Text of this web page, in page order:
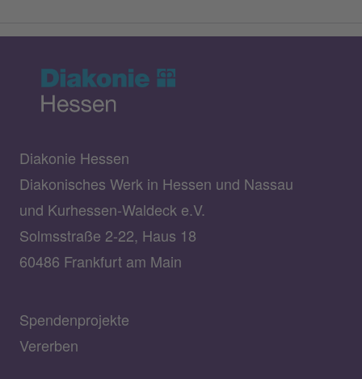
Diakonie Hessen
Diakonisches Werk in Hessen und Nassau
und Kurhessen-Waldeck e.V.
Solmsstraße 2-22, Haus 18
60486 Frankfurt am Main
Spendenprojekte
Vererben